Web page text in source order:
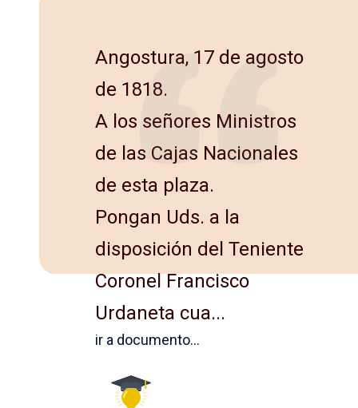
Angostura, 17 de agosto
de 1818.
A los señores Ministros
de las Cajas Nacionales
de esta plaza.
Pongan Uds. a la
disposición del Teniente
Coronel Francisco
Urdaneta cua...
ir a documento...